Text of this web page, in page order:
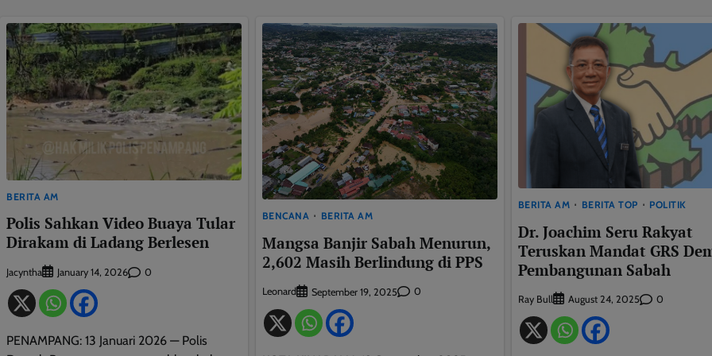
BERITA AM
Polis Sahkan Video Buaya Tular
Dirakam di Ladang Berlesen
Jacyntha January 14, 2026 0
PENAMPANG: 13 Januari 2026 — Polis
BENCANA BERITA AM
Mangsa Banjir Sabah Menurun,
2,602 Masih Berlindung di PPS
Leonard September 19, 2025 0
BERITA AM BERITA TOP POLITIK
Dr. Joachim Seru Rakyat
Teruskan Mandat GRS
Pembangunan Sabah
Ray Bull August 24, 2025 0